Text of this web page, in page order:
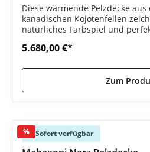
Diese wärmende Pelzdecke aus
kanadischen Kojotenfellen
natürliches Farbspiel und
5.680,00 €*
Zum
% Sofort verfügbar